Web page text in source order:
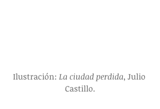
Ilustración: La ciudad perdida, Julio
Castillo.